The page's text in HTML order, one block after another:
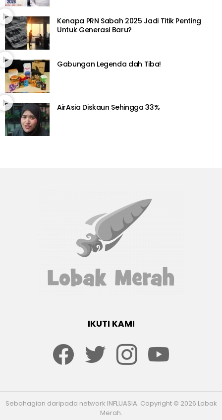
Kenapa PRN Sabah 2025 Jadi Titik Penting
Untuk Generasi Baru?
Gabungan Legenda dah Tiba!
AirAsia Diskaun Sehingga 33%
IKUTI KAMI
Sebahagian daripada network INFLUASIA. Copyright © 2026 Lobak
Merah.